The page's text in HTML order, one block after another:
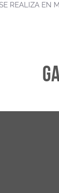
REALIZA EN